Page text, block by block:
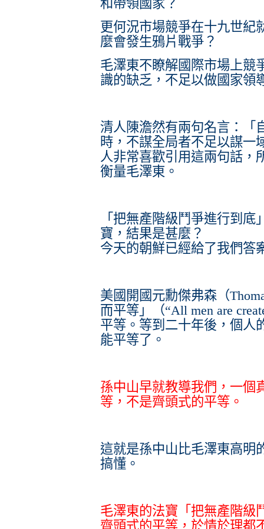
和帶領國家？
更何況市場競爭在十九世紀
麼會發生鴉片戰爭？
毛澤東不瞭解國際市場上競
識的缺乏，不足以做國家領
清人陳澹然有兩句名言：「
時，不謀全局者不足以謀一
人非常喜歡引用這兩句話，
衡量毛澤東。
「把無產階級鬥爭進行到
寶，結果是甚麼？
今天的朝鮮已經給了我們答
美國開國元勳傑弗森（
而平等」（“All men are
平等。等到二十年後，個人
能平等了。
孫中山早就教導我們，一個
等，不是齊頭式的平等。
這就是孫中山比毛澤東高明
搞懂。
毛澤東的法寶「把無產階級
齊頭式的平等，於情於理都